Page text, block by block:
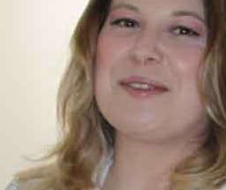
Tüm Reklam, Tanıtım ve İşbirlikleri
için bulten@turhapo.com